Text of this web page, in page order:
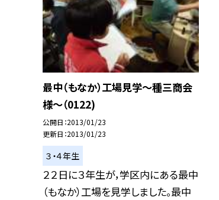
最中（もなか）工場見学〜種三商会
様〜（0122)
公開日 2013/01/23
更新日 2013/01/23
３・４年生
２２日に３年生が，学区内にある最中
（もなか）工場を見学しました。最中